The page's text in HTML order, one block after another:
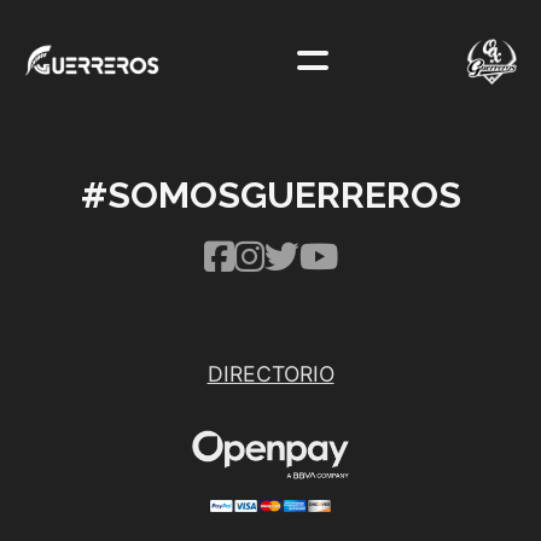
#SOMOSGUERREROS
DIRECTORIO